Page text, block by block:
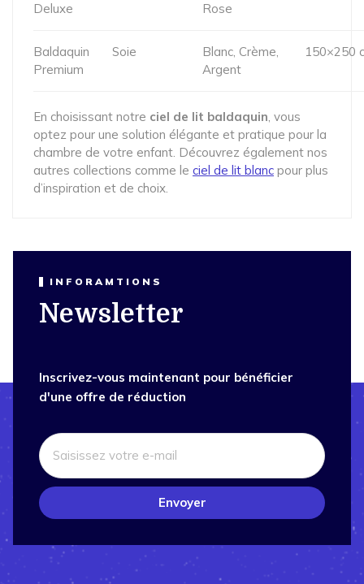
Deluxe
Rose
Baldaquin
Premium
Soie
Blanc, Crème,
Argent
150×250
En choisissant notre ciel de lit baldaquin , vous
optez pour une solution élégante et pratique pour la
chambre de votre enfant. Découvrez également nos
autres collections comme le ciel de lit blanc pour plus
d’inspiration et de choix.
INFORAMTIONS
Newsletter
Inscrivez-vous maintenant pour bénéficier
d'une offre de réduction
Envoyer